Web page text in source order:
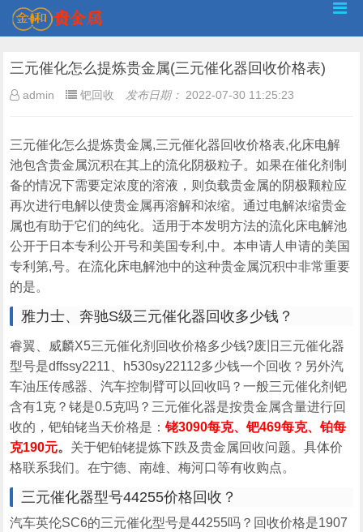
三元催化怎么提炼贵金属(三元催化器回收价格表)
admin 钯回收 发布日期： 2022-07-30 11:25:23
三元催化怎么提炼贵金属,三元催化器回收价格表,化床电解
池包含贵金属沉积在其上的流化阴极粒子。如果在催化剂制
备的情况下需要定浓度的溶液，则负载贵金属的阴极颗粒应
再次进行电解以使贵金属再溶解和浓缩。通过电解浓缩贵金
属也有助于它们的纯化。适用于本发明方法的流化床电解池
公开于日本专利公开号和美国专利,中。本申请人申请的美国
专利第,号。在流化床电解池中的这种贵金属沉积中非常重要
的是。
雅力士、奔驰S级三元催化器回收多少钱？
睿翼、威麟X5三元催化剂回收价格多少钱?废旧三元催化器
型号是dffssy2211、h530sy22112多少钱一个回收？另外汽
车油压传感器、汽车控制臂可以回收吗？一般三元催化剂钯
含有1克？铑是0.5克吗？三元催化器是按贵金属含量进行回
收的，钯铂铑当天价格是：铑3090每克、钯469每克、铂每
克190元。 关于钯铂铑提炼下跌及贵金属回收问题。具体价
格联系我们。在宁德、南雄、梅河口等有收购点。
三元催化器型号44255价格回收？
汽车英伦SC6的三元催化型号是44255吗？回收价格是1907